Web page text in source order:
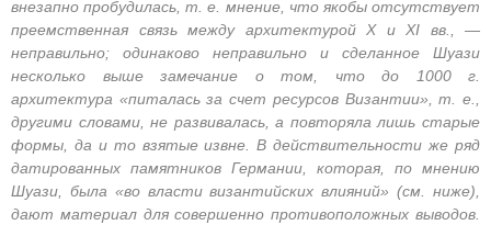
внезапно пробудилась, т. е. мнение, что якобы отсутствует
преемственная связь между архитектурой X и XI вв., —
неправильно; одинаково неправильно и сделанное Шуази
несколько выше замечание о том, что до 1000 г.
архитектура «питалась за счет ресурсов Византии», т. е.,
другими словами, не развивалась, а повторяла лишь старые
формы, да и то взятые извне. В действительности же ряд
датированных памятников Германии, которая, по мнению
Шуази, была «во власти византийских влияний» (см. ниже),
дают материал для совершенно противоположных выводов.